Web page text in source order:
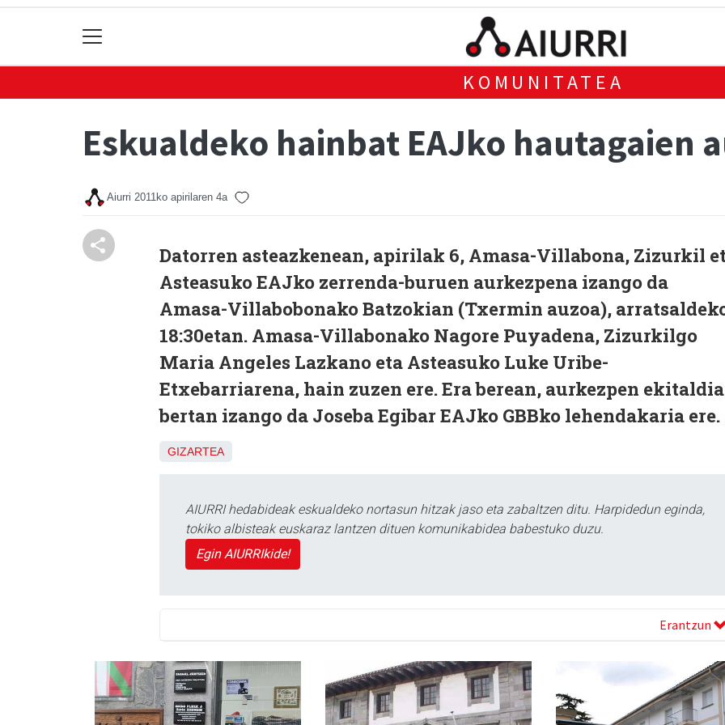
KOMUNITATEA
Eskualdeko hainbat EAJko hautagaien
Aiurri 2011ko apirilaren 4a
Datorren asteazkenean, apirilak 6, Amasa-Villabona, Zizurkil
Asteasuko EAJko zerrenda-buruen aurkezpena izango da
Amasa-Villabobonako Batzokian (Txermin auzoa),
18:30etan. Amasa-Villabonako Nagore Puyadena, Zizurkilgo
Maria Angeles Lazkano eta Asteasuko Luke Uribe-
Etxebarriarena, hain zuzen ere. Era berean, aurkezpen
bertan izango da Joseba Egibar EAJko GBBko lehendakaria ere.
GIZARTEA
AIURRI hedabideak eskualdeko nortasun hitzak jaso eta zabaltzen ditu. Harpidedun eginda,
tokiko albisteak euskaraz lantzen dituen komunikabidea babestuko duzu.
Egin AIURRIkide!
Erantzun